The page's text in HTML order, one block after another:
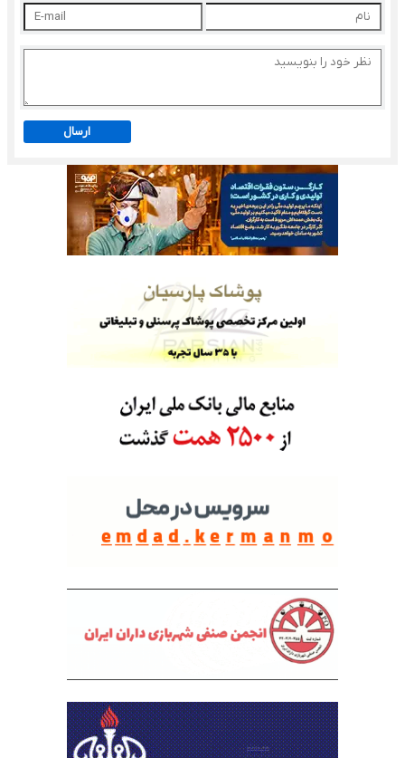
ارسال